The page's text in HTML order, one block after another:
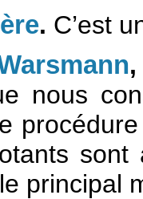
. C’est
nous
principal